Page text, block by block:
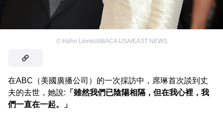
© Hahn Lionel/ABACA USA/EAST NEWS
在ABC（美國廣播公司）的一次採訪中，席琳首次談到丈
夫的去世，她說: 「雖然我們已陰陽相隔，但在我心裡，我
們一直在一起。」